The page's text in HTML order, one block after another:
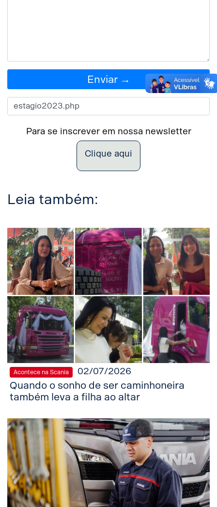
Enviar →
Para se inscrever em nossa newsletter
Clique aqui
Leia também:
Acontece na Scania 02/07/2026
Quando o sonho de ser caminhoneira
também leva a filha ao altar